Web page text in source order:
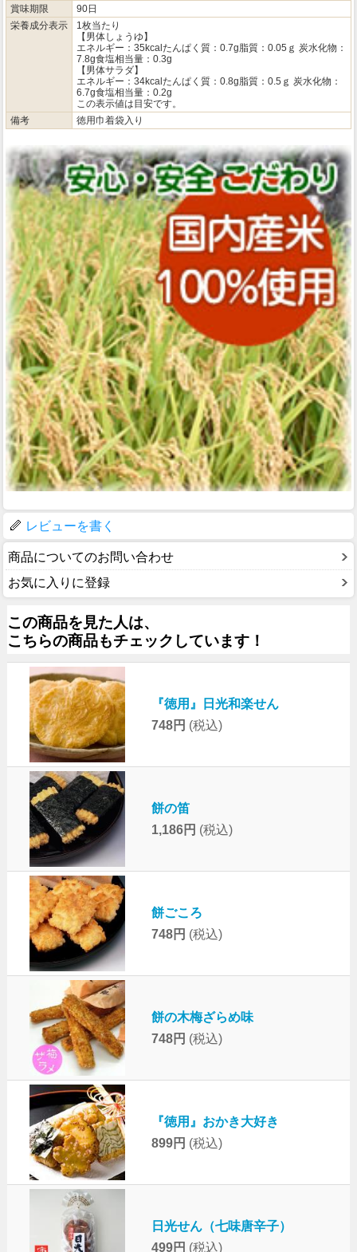
賞味期限
90日
栄養成分表示
1枚当たり
【男体しょうゆ】
エネルギー：35kcalたんぱく質：0.7g脂質：0.05ｇ 炭水化物：
7.8g食塩相当量：0.3g
【男体サラダ】
エネルギー：34kcalたんぱく質：0.8g脂質：0.5ｇ 炭水化物：
6.7g食塩相当量：0.2g
この表示値は目安です。
備考
徳用巾着袋入り
レビューを書く
商品についてのお問い合わせ
お気に入りに登録
この商品を見た人は、
こちらの商品もチェックしています！
『徳用』日光和楽せん
748円 (税込)
餅の笛
1,186円 (税込)
餅ごころ
748円 (税込)
餅の木梅ざらめ味
748円 (税込)
『徳用』おかき大好き
899円 (税込)
日光せん（七味唐辛子）
499円 (税込)